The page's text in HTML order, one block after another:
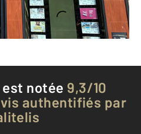
à l'agence
est notée 9,3/10
authentifiés par